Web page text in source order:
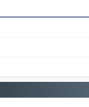
時にはお世話になった
通報
ど
ろうし